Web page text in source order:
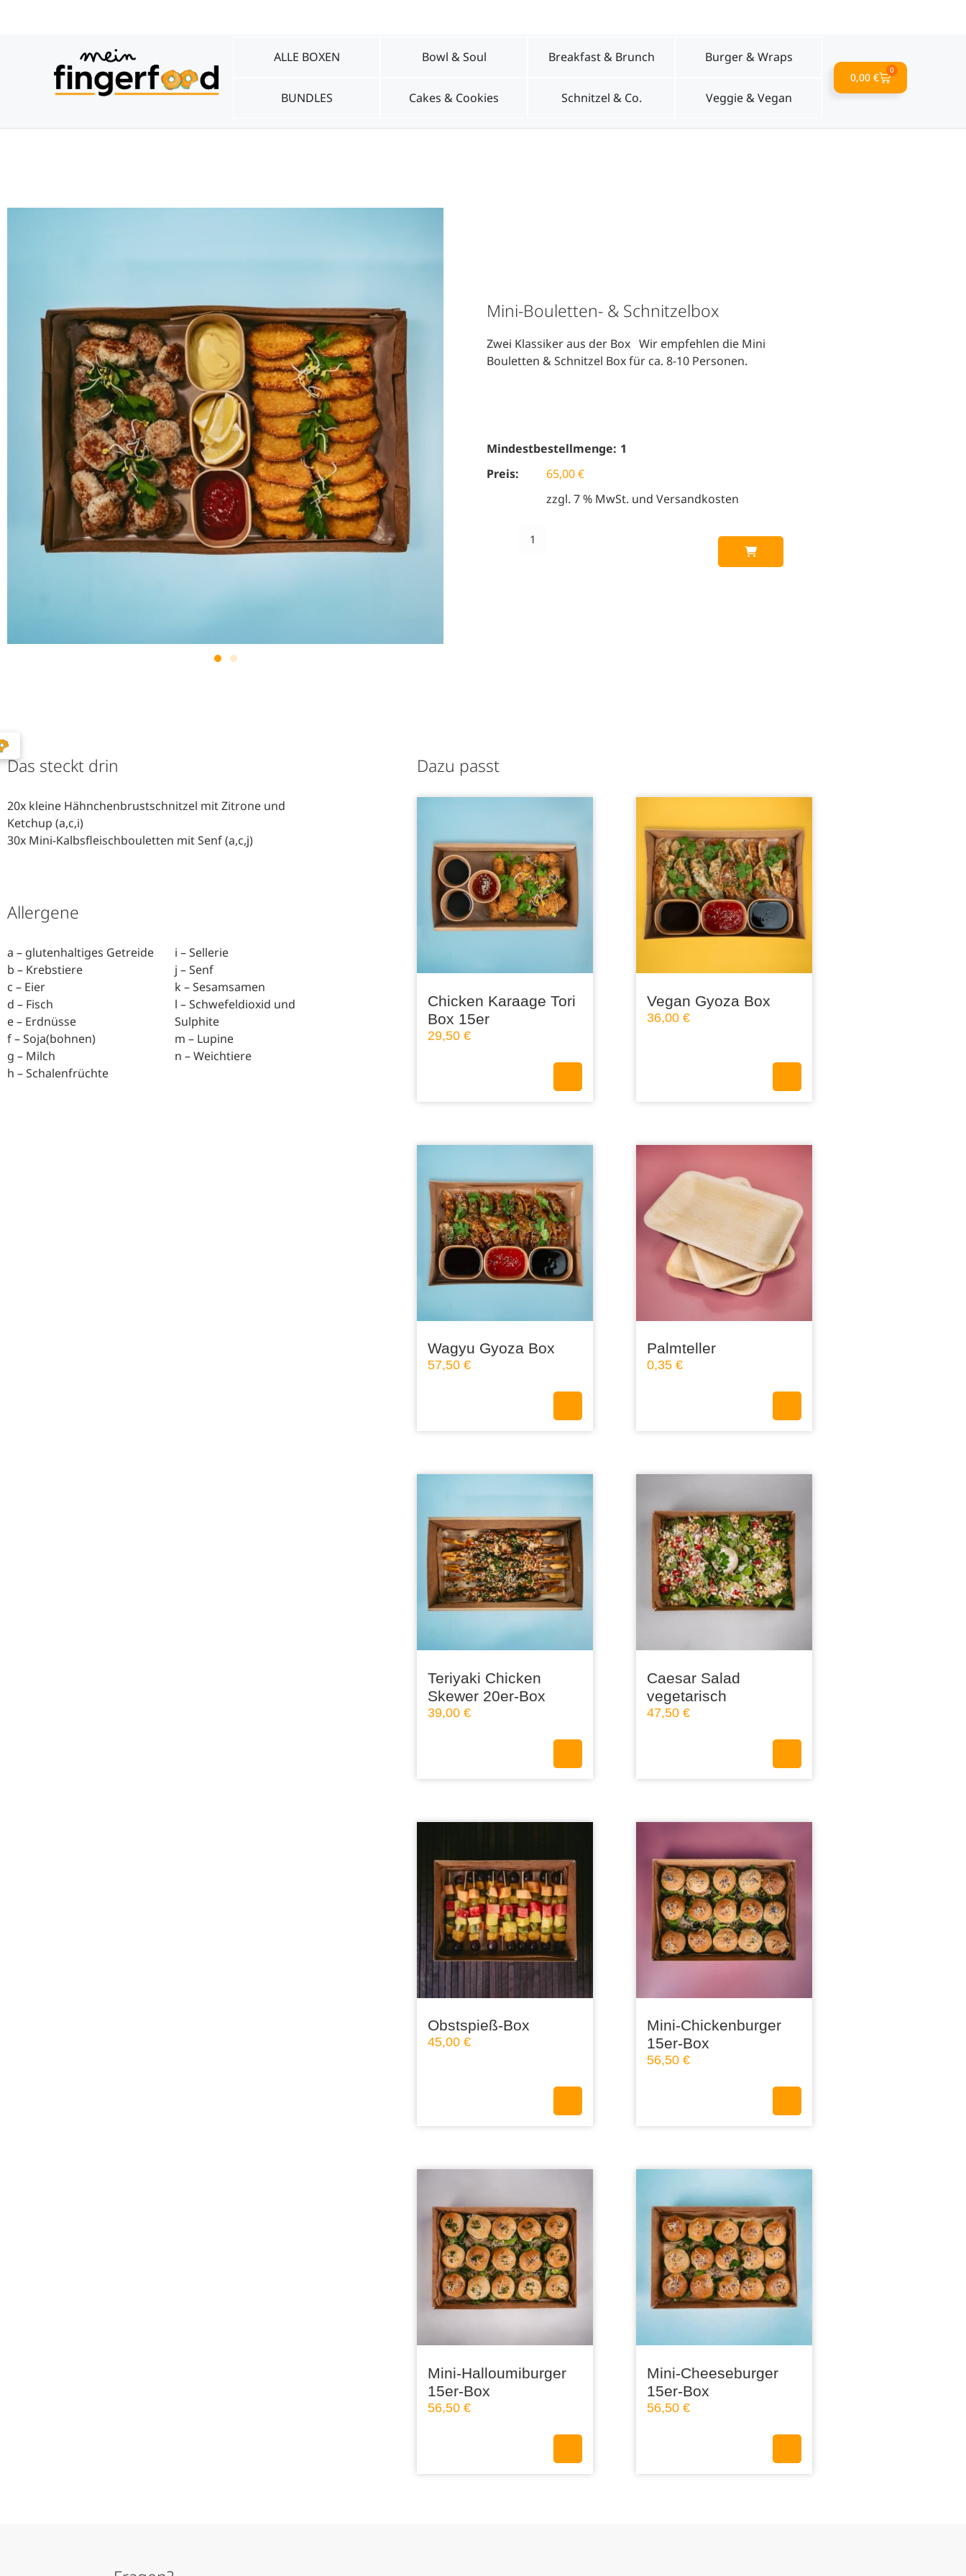
ALLE BOXEN Bowl & Soul Breakfast & Brunch Burger & Wraps
BUNDLES Cakes & Cookies Schnitzel & Co. Veggie & Vegan
0,00 €
0
Mini-Bouletten- & Schnitzelbox
Zwei Klassiker aus der Box Wir empfehlen die Mini
Bouletten & Schnitzel Box für ca. 8-10 Personen.
Mindestbestellmenge: 1
Preis:
65,00€
zzgl. 7 % MwSt. und Versandkosten
Das steckt drin
20x kleine Hähnchenbrustschnitzel mit Zitrone und
Ketchup (a,c,i)
30x Mini-Kalbsfleischbouletten mit Senf (a,c,j)
Allergene
a – glutenhaltiges Getreide
b – Krebstiere
c – Eier
d – Fisch
e – Erdnüsse
f – Soja(bohnen)
g – Milch
h – Schalenfrüchte
i – Sellerie
j – Senf
k – Sesamsamen
l – Schwefeldioxid und
Sulphite
m – Lupine
n – Weichtiere
Dazu passt
Chicken Karaage Tori
Box 15er
29,50 €
Vegan Gyoza Box
36,00 €
Wagyu Gyoza Box
57,50 €
Palmteller
0,35 €
Teriyaki Chicken
Skewer 20er-Box
39,00 €
Caesar Salad
vegetarisch
47,50 €
Obstspieß-Box
45,00 €
Mini-Chickenburger
15er-Box
56,50 €
Mini-Halloumiburger
15er-Box
56,50 €
Mini-Cheeseburger
15er-Box
56,50 €